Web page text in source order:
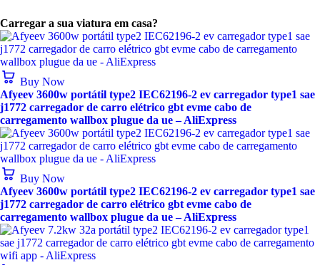
Carregar a sua viatura em casa?
Buy Now
Afyeev 3600w portátil type2 IEC62196-2 ev carregador type1 sae
j1772 carregador de carro elétrico gbt evme cabo de
carregamento wallbox plugue da ue – AliExpress
Buy Now
Afyeev 3600w portátil type2 IEC62196-2 ev carregador type1 sae
j1772 carregador de carro elétrico gbt evme cabo de
carregamento wallbox plugue da ue – AliExpress